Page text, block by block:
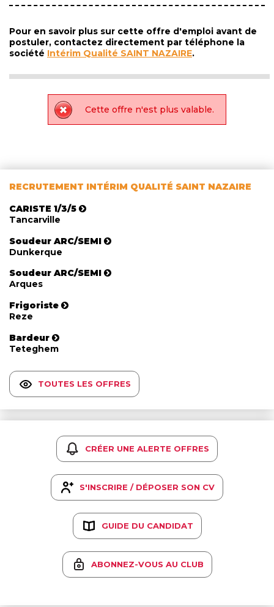
Pour en savoir plus sur cette offre d'emploi avant de
postuler, contactez directement par téléphone la
société Intérim Qualité SAINT NAZAIRE.
Cette offre n'est plus valable.
RECRUTEMENT INTÉRIM QUALITÉ SAINT NAZAIRE
CARISTE 1/3/5
Tancarville
Soudeur ARC/SEMI
Dunkerque
Soudeur ARC/SEMI
Arques
Frigoriste
Reze
Bardeur
Teteghem
TOUTES LES OFFRES
CRÉER UNE ALERTE OFFRES
S'INSCRIRE / DÉPOSER SON CV
GUIDE DU CANDIDAT
ABONNEZ-VOUS AU CLUB